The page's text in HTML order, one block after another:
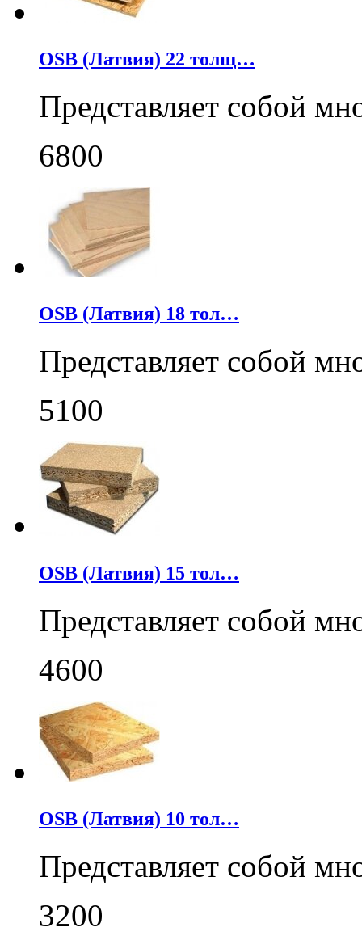
OSB (Латвия) 22 толщ…
Представляет собой
6800
OSB (Латвия) 18 тол…
Представляет собой
5100
OSB (Латвия) 15 тол…
Представляет собой
4600
OSB (Латвия) 10 тол…
Представляет собой
3200